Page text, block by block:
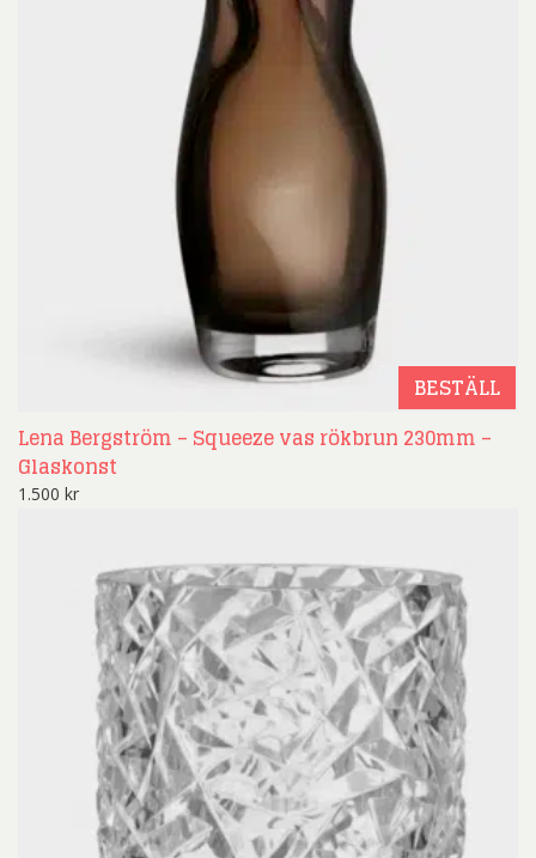
BESTÄLL
Lena Bergström – Squeeze vas rökbrun 230mm –
Glaskonst
1.500 kr